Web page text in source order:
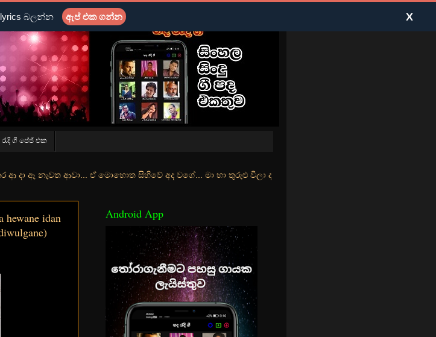
රැදි ගී පේජ් එක
ආවා... ඒ මොහොත සිහිවේ අද වගේ... මා හා තුරුළු වීලා දෑසේ කදුළු බීලා රහසේ සුසුම් ලෑ හඩ ඇසේ... නිල්වන්
idan
Android App
බලන්න ඇප් එක ගන්න X